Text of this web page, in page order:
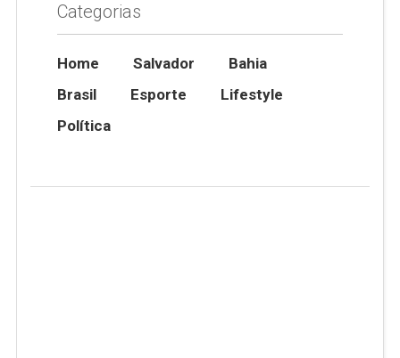
Categorias
Home Salvador
Bahia
Brasil
Esporte
Lifestyle
Política